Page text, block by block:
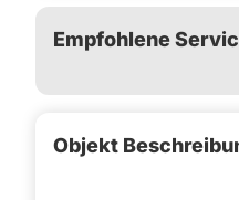
Empfohlene
Objekt